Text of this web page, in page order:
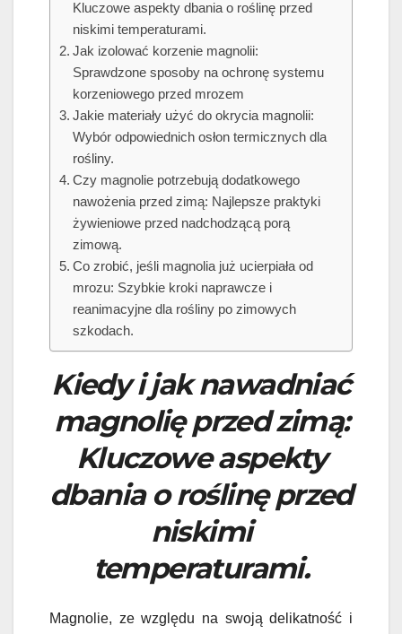
Kluczowe aspekty dbania o roślinę przed
niskimi temperaturami.
Jak izolować korzenie magnolii:
Sprawdzone sposoby na ochronę systemu
korzeniowego przed mrozem
Jakie materiały użyć do okrycia magnolii:
Wybór odpowiednich osłon termicznych dla
rośliny.
Czy magnolie potrzebują dodatkowego
nawożenia przed zimą: Najlepsze praktyki
żywieniowe przed nadchodzącą porą
zimową.
Co zrobić, jeśli magnolia już ucierpiała od
mrozu: Szybkie kroki naprawcze i
reanimacyjne dla rośliny po zimowych
szkodach.
Kiedy i jak nawadniać
magnolię przed zimą:
Kluczowe aspekty
dbania o roślinę przed
niskimi
temperaturami.
Magnolie, ze względu na swoją delikatność i